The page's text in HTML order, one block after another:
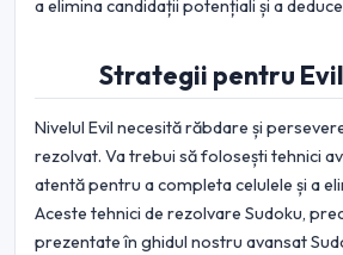
a elimina candidații potențiali și a
Strategii pentru
Nivelul Evil necesită răbdare și
rezolvat. Va trebui să folosești tehnici
atentă pentru a completa celulele și a
Aceste tehnici de rezolvare Sudoku,
prezentate în ghidul nostru avansat